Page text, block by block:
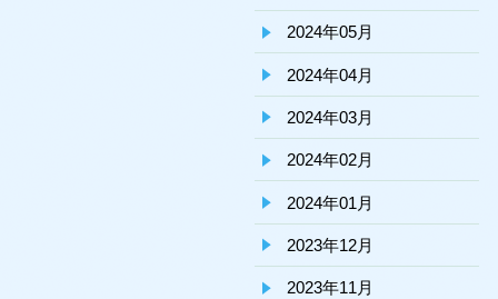
2024年05月
2024年04月
2024年03月
2024年02月
2024年01月
2023年12月
2023年11月